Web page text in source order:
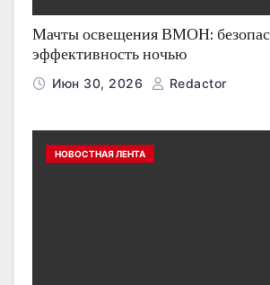
Мачты освещения ВМОН:
эффективность ночью
Июн 30, 2026 Redactor
НОВОСТНАЯ ЛЕНТА